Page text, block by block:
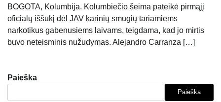
BOGOTA, Kolumbija. Kolumbiečio šeima pateikė pirmąjį
oficialų iššūkį dėl JAV karinių smūgių tariamiems
narkotikus gabenusiems laivams, teigdama, kad jo mirtis
buvo neteisminis nužudymas. Alejandro Carranza […]
Paieška
Paieška